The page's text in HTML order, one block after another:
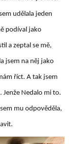
udělala jeden
podíval jako
a zeptal se mě,
jsem na něj jako
říct. A tak jsem
Jenže Nedalo mi to.
mu odpověděla,